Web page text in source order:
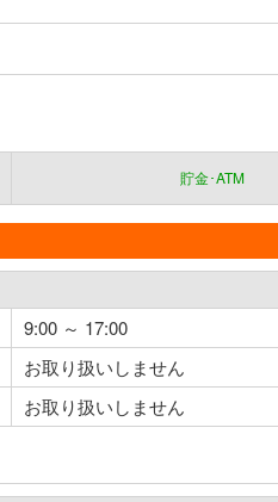
貯金･ATM
9:00 ～ 17:00
お取り扱いしません
お取り扱いしません